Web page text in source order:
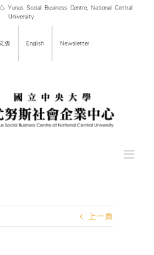
Yunus Social Business Centre, National Central
University
版 English Newsletter
上一頁